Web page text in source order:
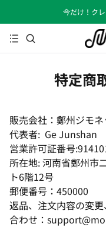
今だけ！ク
⚡️代金引換 ｜
特定商
販売会社：鄭州ジモ
代表者: Ge Junshan
営業許可証番号
所在地: 河南省鄭州市
ト6階12号
郵便番号：450000
返品、注文内容の変
合わせ：